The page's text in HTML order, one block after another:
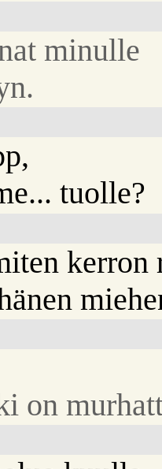
minulle
tuolle?
kerron
on